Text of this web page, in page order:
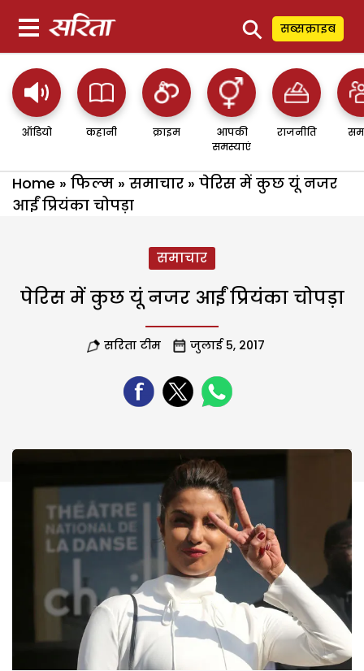
⚲ सब्सक्राइब
ऑडियो कहानी क्राइम
आपकी
समस्याएं
राजनीति
Home » फिल्म » समाचार » पेरिस में कुछ यूं नजर
आईं प्रियंका चोपड़ा
समाचार
पेरिस में कुछ यूं नजर आईं प्रियंका चोपड़ा
सरिता टीम जुलाई 5, 2017